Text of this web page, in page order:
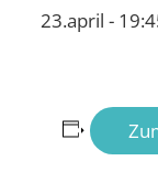
23.april -